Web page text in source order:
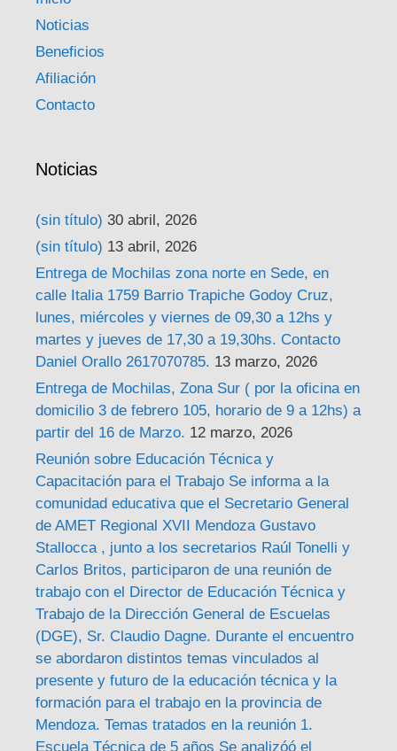
Noticias
Beneficios
Afiliación
Contacto
Noticias
(sin título) 30 abril, 2026
(sin título) 13 abril, 2026
Entrega de Mochilas zona norte en Sede, en
calle Italia 1759 Barrio Trapiche Godoy Cruz,
lunes, miércoles y viernes de 09,30 a 12hs y
martes y jueves de 17,30 a 19,30hs. Contacto
Daniel Orallo 2617070785. 13 marzo, 2026
Entrega de Mochilas, Zona Sur ( por la oficina en
domicilio 3 de febrero 105, horario de 9 a 12hs) a
partir del 16 de Marzo. 12 marzo, 2026
Reunión sobre Educación Técnica y
Capacitación para el Trabajo Se informa a la
comunidad educativa que el Secretario General
de AMET Regional XVII Mendoza Gustavo
Stallocca , junto a los secretarios Raúl Tonelli y
Carlos Britos, participaron de una reunión de
trabajo con el Director de Educación Técnica y
Trabajo de la Dirección General de Escuelas
(DGE), Sr. Claudio Dagne. Durante el encuentro
se abordaron distintos temas vinculados al
presente y futuro de la educación técnica y la
formación para el trabajo en la provincia de
Mendoza. Temas tratados en la reunión 1.
Escuela Técnica de 5 años Se analizóó el